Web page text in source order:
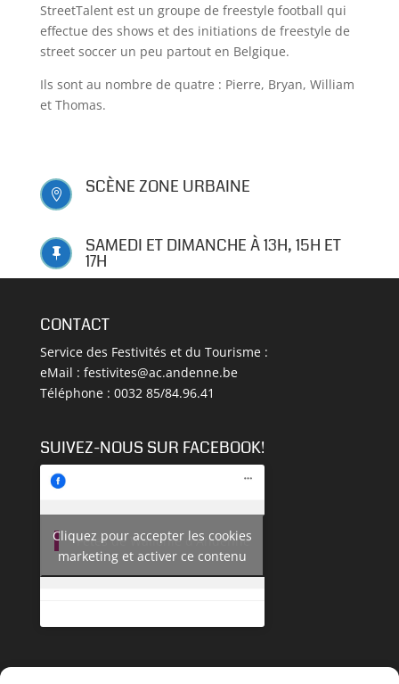
StreetTalent est un groupe de freestyle football qui
effectue des shows et des initiations de freestyle de
street soccer un peu partout en Belgique.
Ils sont au nombre de quatre : Pierre, Bryan, William
et Thomas.
 SCÈNE ZONE URBAINE
 SAMEDI ET DIMANCHE À 13H, 15H ET
17H
CONTACT
Service des Festivités et du Tourisme :
eMail : festivites@ac.andenne.be
Téléphone : 0032 85/84.96.41
SUIVEZ-NOUS SUR FACEBOOK!
Fêtes de Wallonie d'Andenne
Cliquez pour accepter les cookies
marketing et activer ce contenu